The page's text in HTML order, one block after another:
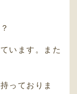
います。また
っておりま